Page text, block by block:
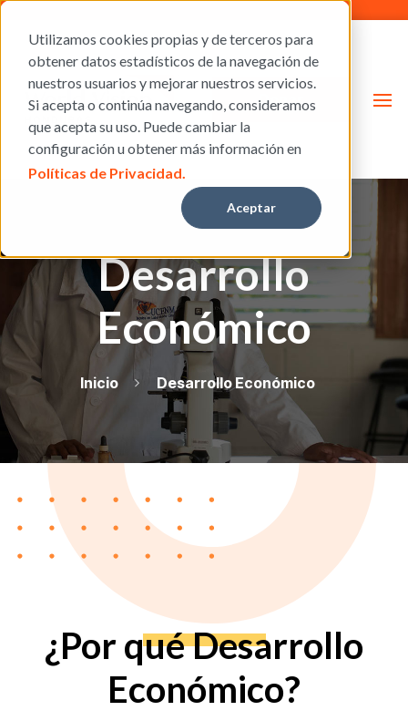
Utilizamos cookies propias y de terceros para
obtener datos estadísticos de la navegación de
nuestros usuarios y mejorar nuestros servicios.
Si acepta o continúa navegando, consideramos
que acepta su uso. Puede cambiar la
configuración u obtener más información en
Políticas de Privacidad.
Aceptar
Donar
Desarrollo
Económico
Inicio Desarrollo Económico
¿Por qué Desarrollo
Económico?